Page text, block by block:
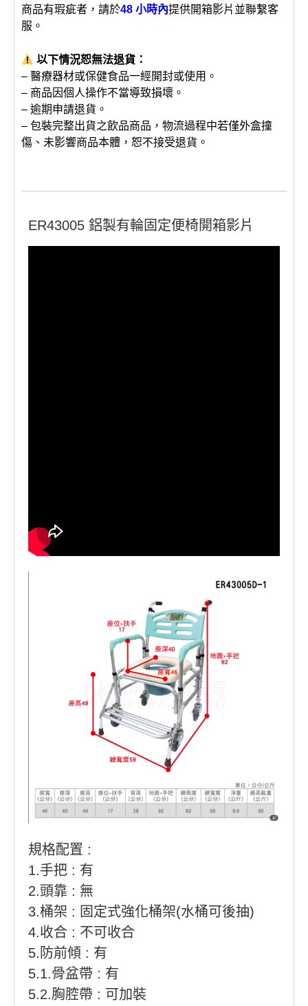
商品有瑕疵者，請於48 小時內提供開箱影片並聯繫客
服。
以下情況恕無法退貨：
– 醫療器材或保健食品一經開封或使用。
– 商品因個人操作不當導致損壞。
– 逾期申請退貨。
– 包裝完整出貨之飲品商品，物流過程中若僅外盒撞
傷、未影響商品本體，恕不接受退貨。
ER43005 鋁製有輪固定便椅開箱影片
規格配置 :
1.手把 : 有
2.頭靠 : 無
3.桶架 : 固定式強化桶架(水桶可後抽)
4.收合 : 不可收合
5.防前傾 : 有
5.1.骨盆帶 : 有
5.2.胸腔帶 : 可加裝